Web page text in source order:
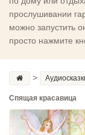
прослушивании
можно запустить
просто нажмите
>
Спящая красавица